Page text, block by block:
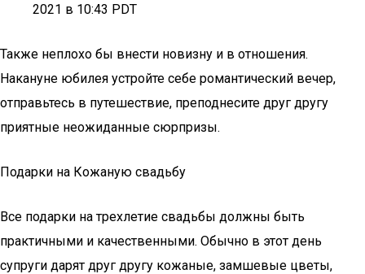
2021 в 10:43 PDT
Также неплохо бы внести новизну и в отношения.
Накануне юбилея устройте себе романтический вечер,
отправьтесь в путешествие, преподнесите друг другу
приятные неожиданные сюрпризы.
Подарки на Кожаную свадьбу
Все подарки на трехлетие свадьбы должны быть
практичными и качественными. Обычно в этот день
супруги дарят друг другу кожаные, замшевые цветы,